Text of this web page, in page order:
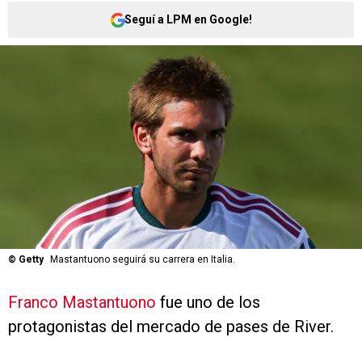
Seguí a LPM en Google!
© Getty Mastantuono seguirá su carrera en Italia.
Franco Mastantuono fue uno de los
protagonistas del mercado de pases de River.